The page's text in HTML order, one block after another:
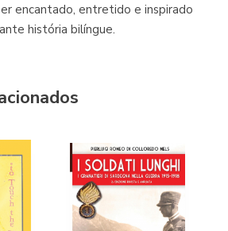
encantado, entretido e inspirado
história bilíngue.